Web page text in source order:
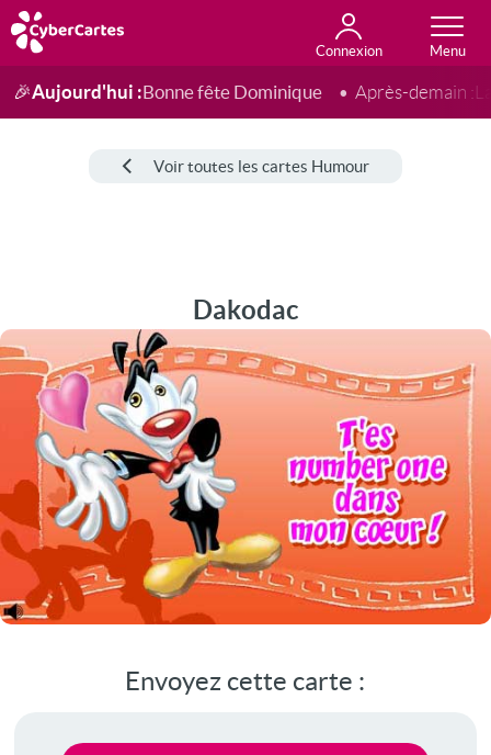
Connexion
Anniversaire
Fête du jour
Amour
Amitié
Merci
Toutes les cartes
🎉Aujourd'hui :Bonne fête Dominique Après-demain :
Voir toutes les cartes Humour
Dakodac
Envoyez cette carte :